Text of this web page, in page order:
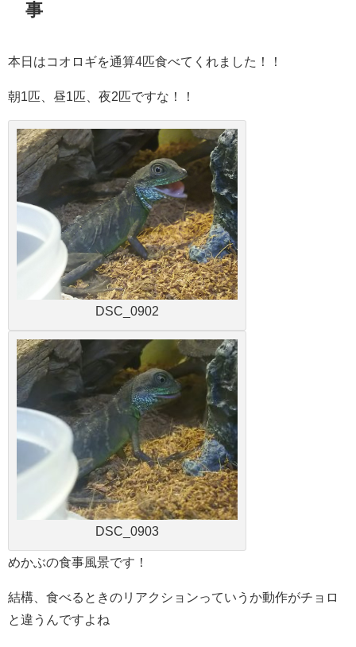
事
本日はコオロギを通算4匹食べてくれました！！
朝1匹、昼1匹、夜2匹ですな！！
DSC_0902
DSC_0903
めかぶの食事風景です！
結構、食べるときのリアクションっていうか動作がチョロ
と違うんですよね